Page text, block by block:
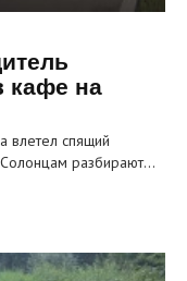
кафе на
влетел спящий
разбирают…